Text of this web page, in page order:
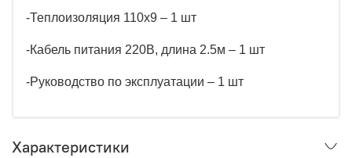
-Теплоизоляция 110х9 – 1 шт
-Кабель питания 220В, длина 2.5м – 1 шт
-Руководство по эксплуатации – 1 шт
Характеристики